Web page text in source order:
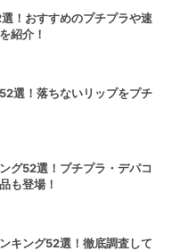
！おすすめのプチプラや速
紹介！
選！落ちないリップをプチ
グ52選！プチプラ・デパコ
も登場！
キング52選！徹底調査して